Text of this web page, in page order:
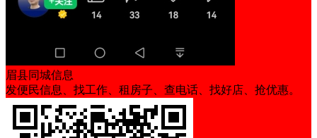
眉县同城信息
发便民信息、找工作、租房子、查电话、找好店、抢优惠。